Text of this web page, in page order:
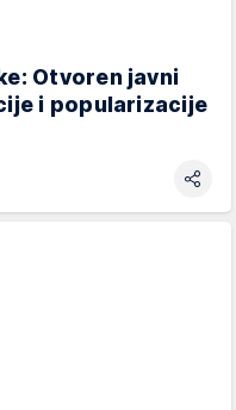
Otvoren javni
i popularizacije